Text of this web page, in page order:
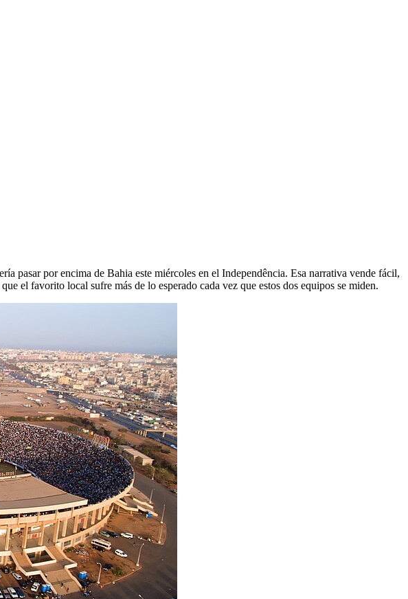
pasar por encima de Bahia este miércoles en el Independência. Esa narrativa vende fácil,
el favorito local sufre más de lo esperado cada vez que estos dos equipos se miden.